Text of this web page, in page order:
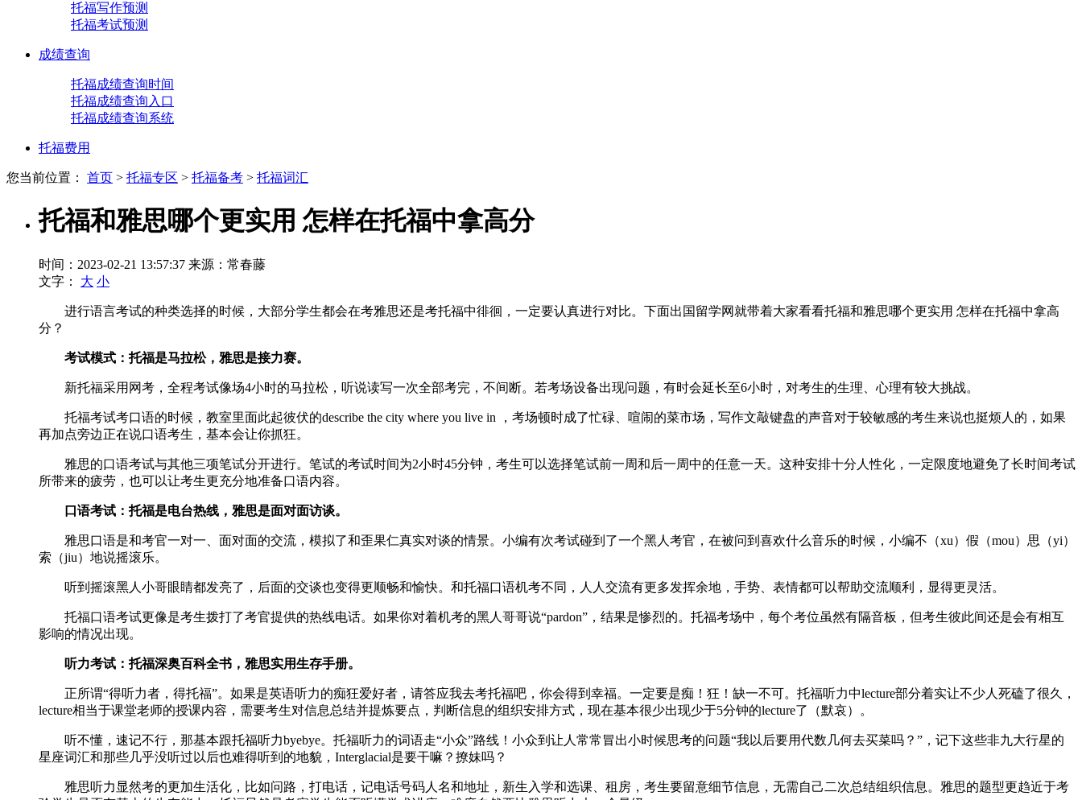
托福写作预测
托福考试预测
成绩查询
托福成绩查询时间
托福成绩查询入口
托福成绩查询系统
托福费用
您当前位置： 首页 > 托福专区 > 托福备考 > 托福词汇
托福和雅思哪个更实用 怎样在托福中拿高分
时间：2023-02-21 13:57:37 来源：常春藤
文字：
大 小
进行语言考试的种类选择的时候，大部分学生都会在考雅思还是考托福中徘徊，一定要认真进行对比。下面出国留学网就带着大家看看托福和雅思哪个更实用 怎样在托福中拿高
分？
考试模式：托福是马拉松，雅思是接力赛。
新托福采用网考，全程考试像场4小时的马拉松，听说读写一次全部考完，不间断。若考场设备出现问题，有时会延长至6小时，对考生的生理、心理有较大挑战。
托福考试考口语的时候，教室里面此起彼伏的describe the city where you live in ，考场顿时成了忙碌、喧闹的菜市场，写作文敲键盘的声音对于较敏感的考生来说也挺烦人的，如果
再加点旁边正在说口语考生，基本会让你抓狂。
雅思的口语考试与其他三项笔试分开进行。笔试的考试时间为2小时45分钟，考生可以选择笔试前一周和后一周中的任意一天。这种安排十分人性化，一定限度地避免了长时间考试
所带来的疲劳，也可以让考生更充分地准备口语内容。
口语考试：托福是电台热线，雅思是面对面访谈。
雅思口语是和考官一对一、面对面的交流，模拟了和歪果仁真实对谈的情景。小编有次考试碰到了一个黑人考官，在被问到喜欢什么音乐的时候，小编不（xu）假（mou）思（yi）
索（jiu）地说摇滚乐。
听到摇滚黑人小哥眼睛都发亮了，后面的交谈也变得更顺畅和愉快。和托福口语机考不同，人人交流有更多发挥余地，手势、表情都可以帮助交流顺利，显得更灵活。
托福口语考试更像是考生拨打了考官提供的热线电话。如果你对着机考的黑人哥哥说“pardon”，结果是惨烈的。托福考场中，每个考位虽然有隔音板，但考生彼此间还是会有相互
影响的情况出现。
听力考试：托福深奥百科全书，雅思实用生存手册。
正所谓“得听力者，得托福”。如果是英语听力的痴狂爱好者，请答应我去考托福吧，你会得到幸福。一定要是痴！狂！缺一不可。托福听力中lecture部分着实让不少人死磕了很久，
lecture相当于课堂老师的授课内容，需要考生对信息总结并提炼要点，判断信息的组织安排方式，现在基本很少出现少于5分钟的lecture了（默哀）。
听不懂，速记不行，那基本跟托福听力byebye。托福听力的词语走“小众”路线！小众到让人常常冒出小时候思考的问题“我以后要用代数几何去买菜吗？”，记下这些非九大行星的
星座词汇和那些几乎没听过以后也难得听到的地貌，Interglacial是要干嘛？撩妹吗？
雅思听力显然考的更加生活化，比如问路，打电话，记电话号码人名和地址，新生入学和选课、租房，考生要留意细节信息，无需自己二次总结组织信息。雅思的题型更趋近于考